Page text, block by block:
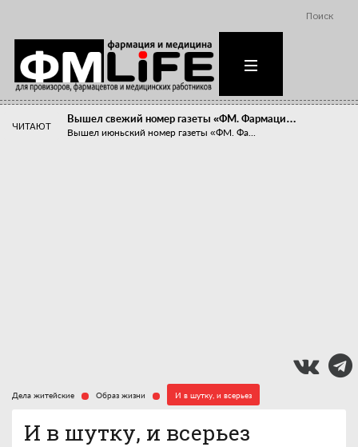
Поиск
ЧИТАЮТ
Вышел свежий номер газеты «ФМ. Фармаци…
Вышел июньский номер газеты «ФМ. Фа...
Дела житейские Образ жизни И в шутку, и всерьез
И в шутку, и всерьез